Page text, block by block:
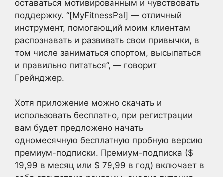
оставаться мотивированным и чувствовать
поддержку. “[MyFitnessPal] — отличный
инструмент, помогающий моим клиентам
распознавать и развивать свои привычки, в
том числе заниматься спортом, высыпаться
и правильно питаться”, — говорит
Грейнджер.
Хотя приложение можно скачать и
использовать бесплатно, при регистрации
вам будет предложено начать
одномесячную бесплатную пробную версию
премиум-подписки. Премиум-подписка ($
19,99 в месяц или $ 79,99 в год) включает в